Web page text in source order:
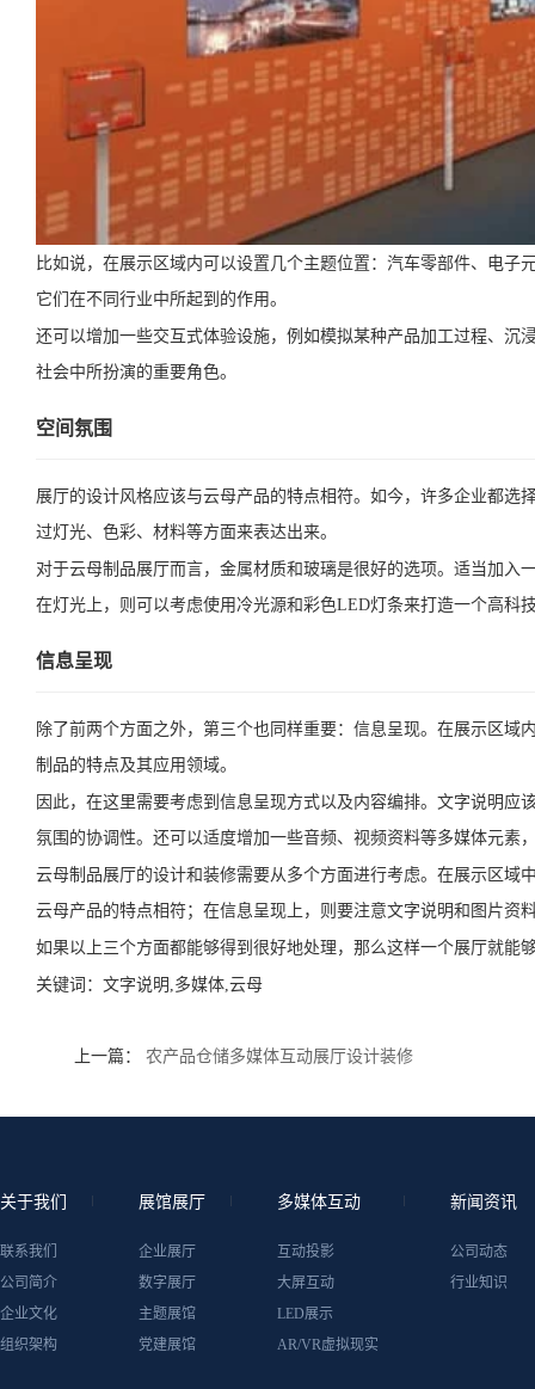
比如说，在展示区域内可以设置几个主题位置：汽车零部件、电
它们在不同行业中所起到的作用。
还可以增加一些交互式体验设施，例如模拟某种产品加工过程、
社会中所扮演的重要角色。
空间氛围
展厅的设计风格应该与云母产品的特点相符。如今，许多企业都
过灯光、色彩、材料等方面来表达出来。
对于云母制品展厅而言，金属材质和玻璃是很好的选项。适当加
在灯光上，则可以考虑使用冷光源和彩色LED灯条来打造一个高科
信息呈现
除了前两个方面之外，第三个也同样重要：信息呈现。在展示区
制品的特点及其应用领域。
因此，在这里需要考虑到信息呈现方式以及内容编排。文字说明
氛围的协调性。还可以适度增加一些音频、视频资料等多媒体元素
云母制品展厅的设计和装修需要从多个方面进行考虑。在展示区
云母产品的特点相符；在信息呈现上，则要注意文字说明和图片资
如果以上三个方面都能够得到很好地处理，那么这样一个展厅就
关键词： 文字说明,多媒体,云母
上一篇： 农产品仓储多媒体互动展厅设计装修
关于我们
联系我们
公司简介
企业文化
组织架构
展馆展厅
企业展厅
数字展厅
主题展馆
党建展馆
多媒体互动
互动投影
大屏互动
LED展示
AR/VR虚拟现实
新闻资讯
公司动态
行业知识